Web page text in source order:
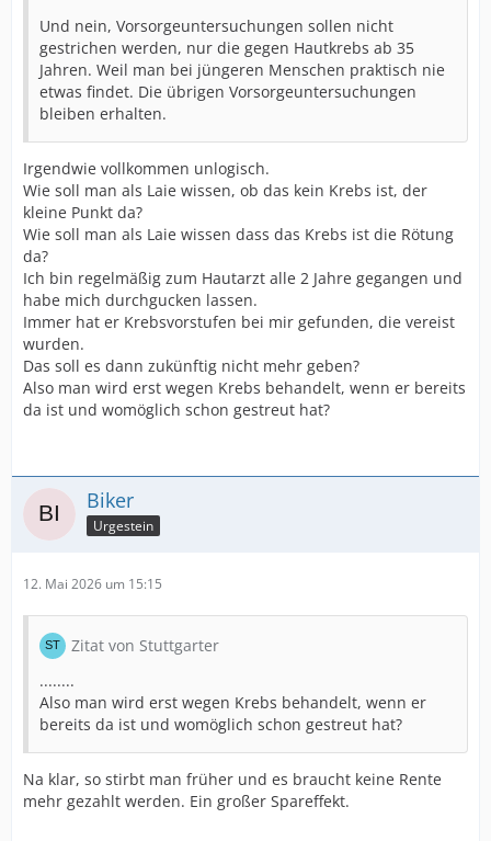
Und nein, Vorsorgeuntersuchungen sollen nicht
gestrichen werden, nur die gegen Hautkrebs ab 35
Jahren. Weil man bei jüngeren Menschen praktisch nie
etwas findet. Die übrigen Vorsorgeuntersuchungen
bleiben erhalten.
Irgendwie vollkommen unlogisch.
Wie soll man als Laie wissen, ob das kein Krebs ist, der
kleine Punkt da?
Wie soll man als Laie wissen dass das Krebs ist die Rötung
da?
Ich bin regelmäßig zum Hautarzt alle 2 Jahre gegangen und
habe mich durchgucken lassen.
Immer hat er Krebsvorstufen bei mir gefunden, die vereist
wurden.
Das soll es dann zukünftig nicht mehr geben?
Also man wird erst wegen Krebs behandelt, wenn er bereits
da ist und womöglich schon gestreut hat?
Biker
Urgestein
12. Mai 2026 um 15:15
Zitat von Stuttgarter
........
Also man wird erst wegen Krebs behandelt, wenn er
bereits da ist und womöglich schon gestreut hat?
Na klar, so stirbt man früher und es braucht keine Rente
mehr gezahlt werden. Ein großer Spareffekt.